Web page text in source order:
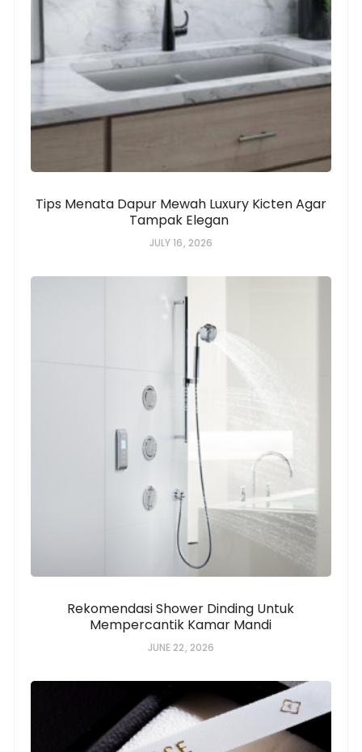
Tips Menata Dapur Mewah Luxury Kicten Agar
Tampak Elegan
JULY 16, 2026
Rekomendasi Shower Dinding Untuk
Mempercantik Kamar Mandi
JUNE 22, 2026